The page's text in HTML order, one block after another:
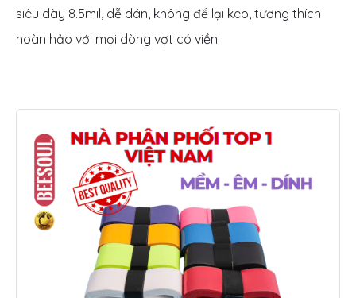
siêu dày 8.5mil, dễ dán, không để lại keo, tương thích
hoàn hảo với mọi dòng vợt có viền